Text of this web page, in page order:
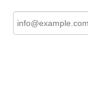
とても綺麗なお